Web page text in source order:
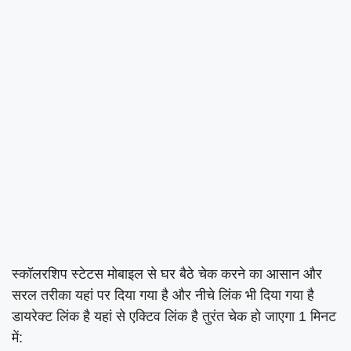
स्कॉलरशिप स्टेटस मोबाइल से घर बैठे चेक करने का आसान और
सरल तरीका यहां पर दिया गया है और नीचे लिंक भी दिया गया है
डायरेक्ट लिंक है यहां से एक्टिव लिंक है तुरंत चेक हो जाएगा 1 मिनट
में: